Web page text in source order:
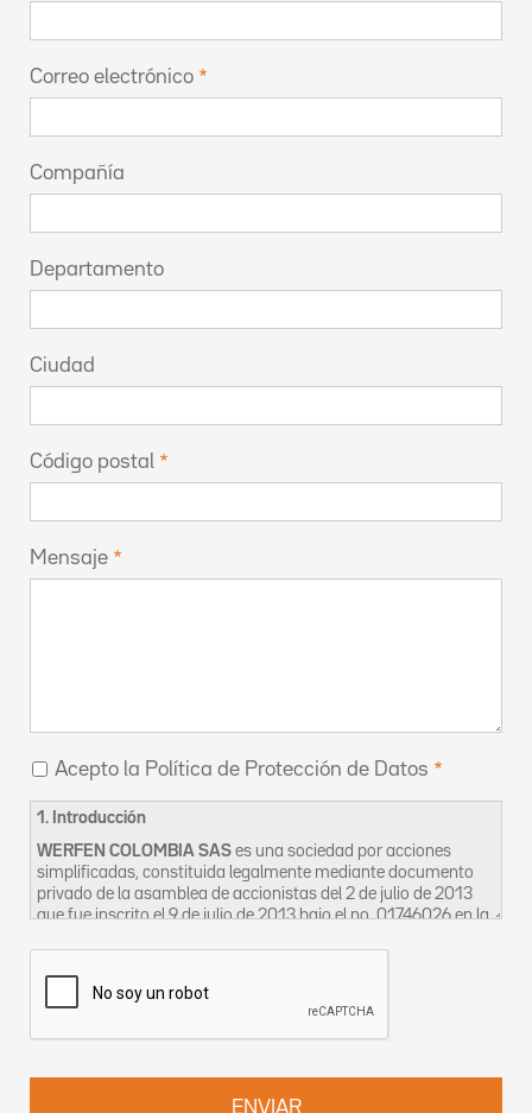
Correo electrónico
Compañía
Departamento
Ciudad
Código postal
Mensaje
Acepto la Política de Protección de Datos
1. Introducción
WERFEN COLOMBIA SAS es una sociedad por acciones
simplificadas, constituida legalmente mediante documento
privado de la asamblea de accionistas del 2 de julio de 2013
que fue inscrito el 9 de julio de 2013 bajo el no. 01746026 en la
tributariamente bajo el NIT 900633240-2 y para los efectos
de esta política se denominará en adelante como “La
habeas data, así como la privacidad, la intimidad y el buen
nombre de sus clientes, proveedores, trabajadores,